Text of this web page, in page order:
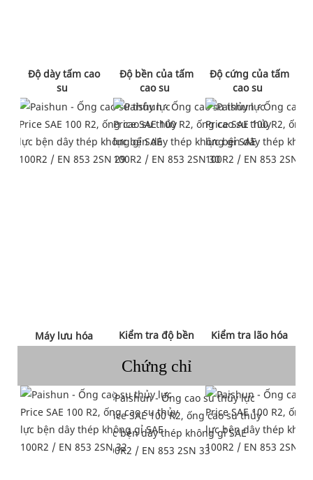
su
cao su
cao su
Máy lưu hóa Kiểm tra độ bền Kiểm tra lão hóa
Chứng chỉ